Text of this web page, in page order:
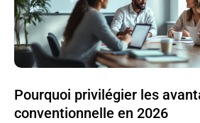
Pourquoi privilégier les
conventionnelle en 2026